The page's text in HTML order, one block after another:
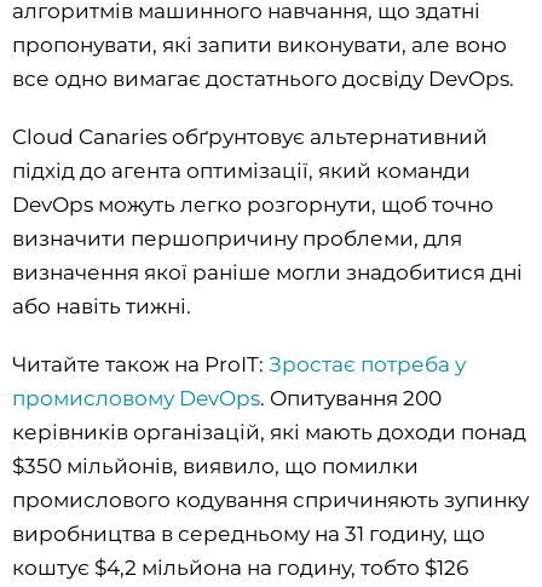
алгоритмів машинного навчання, що здатні
пропонувати, які запити виконувати, але воно
все одно вимагає достатнього досвіду DevOps.
Cloud Canaries обґрунтовує альтернативний
підхід до агента оптимізації, який команди
DevOps можуть легко розгорнути, щоб точно
визначити першопричину проблеми, для
визначення якої раніше могли знадобитися дні
або навіть тижні.
Читайте також на ProIT: Зростає потреба у
промисловому DevOps. Опитування 200
керівників організацій, які мають доходи понад
$350 мільйонів, виявило, що помилки
промислового кодування спричиняють зупинку
виробництва в середньому на 31 годину, що
коштує $4,2 мільйона на годину, тобто $126